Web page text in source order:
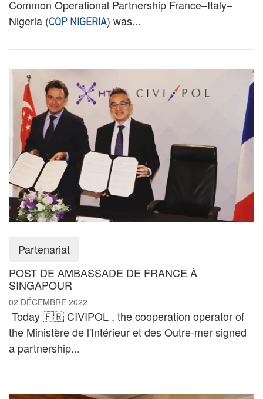
Common Operational Partnership France–Italy–
Nigeria (COP NIGERIA) was...
Partenariat
POST DE AMBASSADE DE FRANCE À
SINGAPOUR
02 DÉCEMBRE 2022
Today 🇫🇷 CIVIPOL , the cooperation operator of
the Ministère de l'Intérieur et des Outre-mer signed
a partnership...